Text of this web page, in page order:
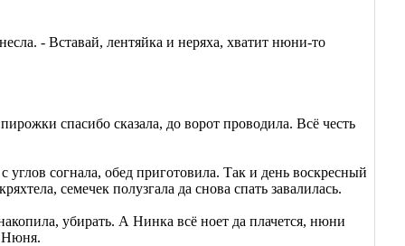
- Вставай, лентяйка и неряха, хватит нюни-то
спасибо сказала, до ворот проводила. Всё честь
углов согнала, обед приготовила. Так и день воскресный
семечек полузгала да снова спать завалилась.
убирать. А Нинка всё ноет да плачется, нюни
Нюня.